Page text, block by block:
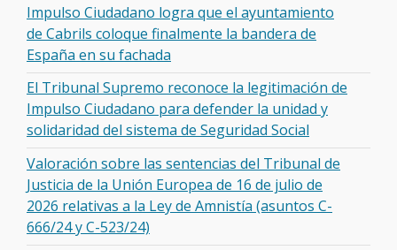
Impulso Ciudadano logra que el ayuntamiento
de Cabrils coloque finalmente la bandera de
España en su fachada
El Tribunal Supremo reconoce la legitimación de
Impulso Ciudadano para defender la unidad y
solidaridad del sistema de Seguridad Social
Valoración sobre las sentencias del Tribunal de
Justicia de la Unión Europea de 16 de julio de
2026 relativas a la Ley de Amnistía (asuntos C-
666/24 y C-523/24)